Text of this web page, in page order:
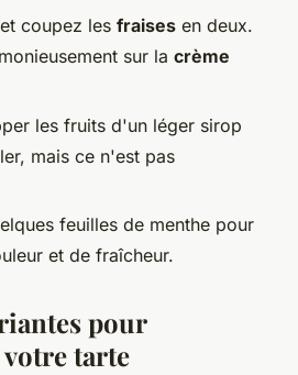
coupez les fraises en deux.
sur la crème
les fruits d'un léger sirop
mais ce n'est pas
feuilles de menthe pour
et de fraîcheur.
pour
tarte